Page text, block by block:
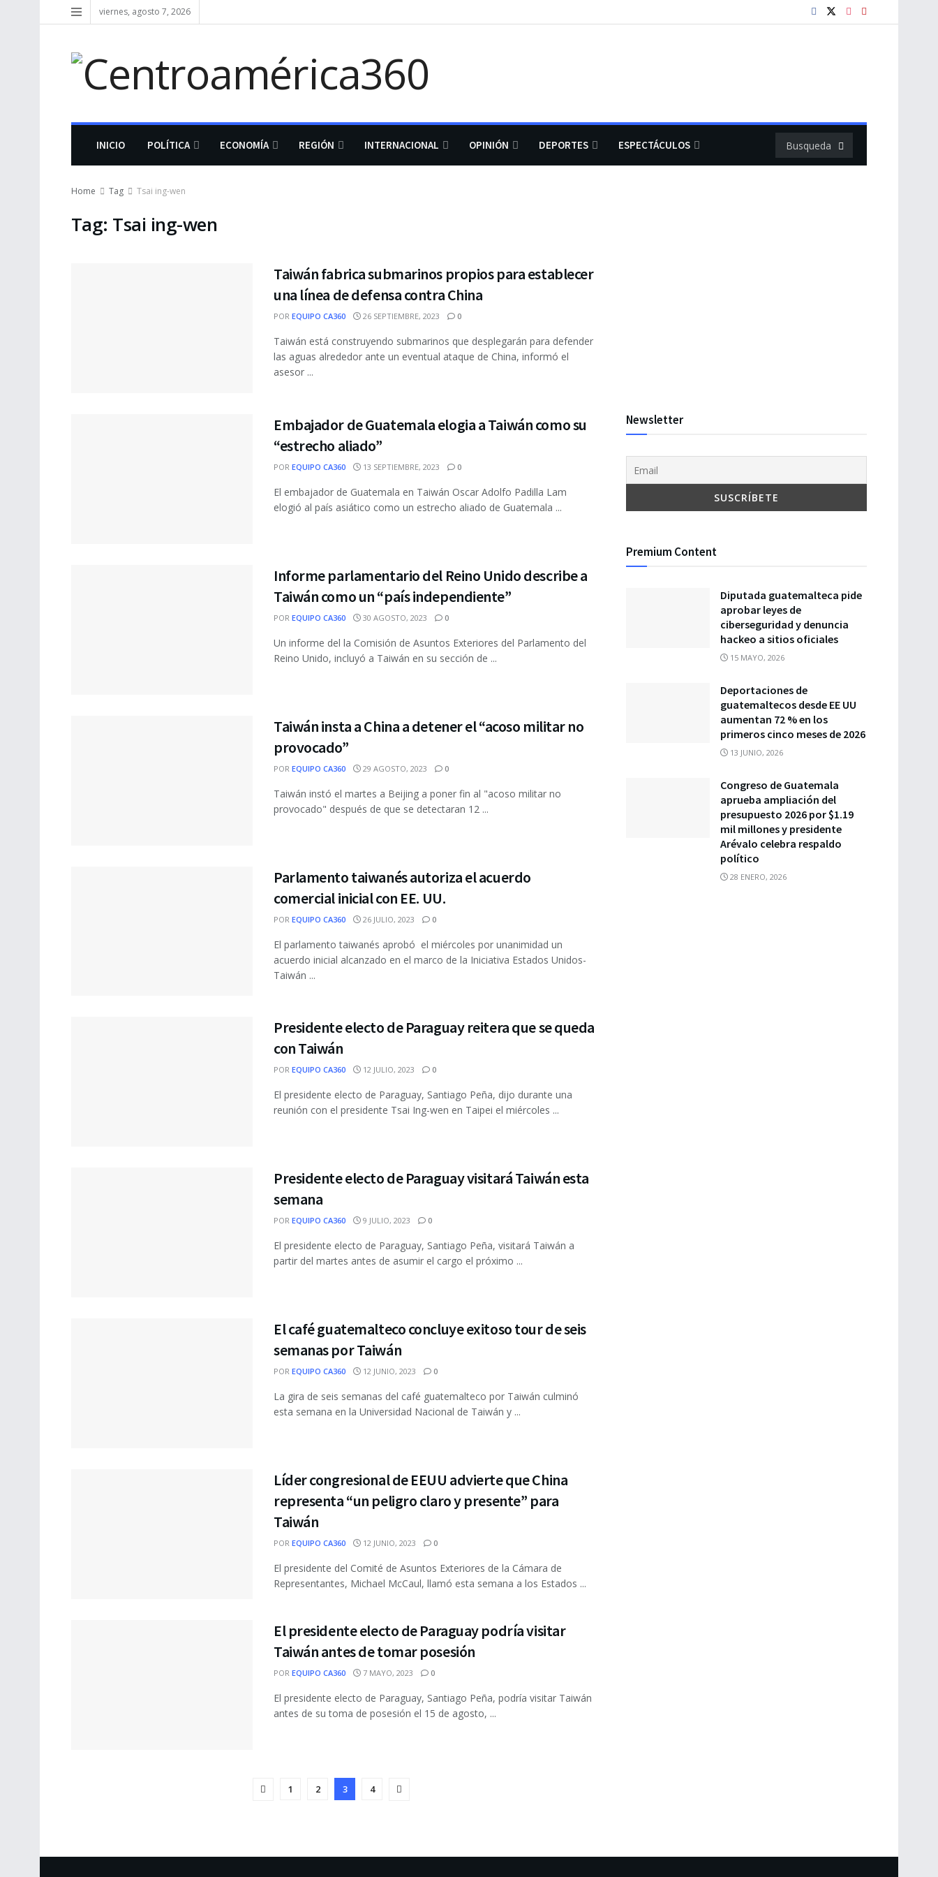
viernes, agosto 7, 2026
INICIO POLÍTICA ECONOMÍA REGIÓN INTERNACIONAL OPINIÓN DEPORTES ESPECTÁCULOS
Home Tag Tsai ing-wen
Tag: Tsai ing-wen
Taiwán fabrica submarinos propios para establecer
una línea de defensa contra China
POR EQUIPO CA360 26 SEPTIEMBRE, 2023 0
Taiwán está construyendo submarinos que desplegarán para defender
las aguas alrededor ante un eventual ataque de China, informó el
asesor ...
Embajador de Guatemala elogia a Taiwán como su
“estrecho aliado”
POR EQUIPO CA360 13 SEPTIEMBRE, 2023 0
El embajador de Guatemala en Taiwán Oscar Adolfo Padilla Lam
elogió al país asiático como un estrecho aliado de Guatemala ...
Informe parlamentario del Reino Unido describe a
Taiwán como un “país independiente”
POR EQUIPO CA360 30 AGOSTO, 2023 0
Un informe del la Comisión de Asuntos Exteriores del Parlamento del
Reino Unido, incluyó a Taiwán en su sección de ...
Taiwán insta a China a detener el “acoso militar no
provocado”
POR EQUIPO CA360 29 AGOSTO, 2023 0
Taiwán instó el martes a Beijing a poner fin al "acoso militar no
provocado" después de que se detectaran 12 ...
Parlamento taiwanés autoriza el acuerdo
comercial inicial con EE. UU.
POR EQUIPO CA360 26 JULIO, 2023 0
El parlamento taiwanés aprobó el miércoles por unanimidad un
acuerdo inicial alcanzado en el marco de la Iniciativa Estados Unidos-
Taiwán ...
Presidente electo de Paraguay reitera que se queda
con Taiwán
POR EQUIPO CA360 12 JULIO, 2023 0
El presidente electo de Paraguay, Santiago Peña, dijo durante una
reunión con el presidente Tsai Ing-wen en Taipei el miércoles ...
Presidente electo de Paraguay visitará Taiwán esta
semana
POR EQUIPO CA360 9 JULIO, 2023 0
El presidente electo de Paraguay, Santiago Peña, visitará Taiwán a
partir del martes antes de asumir el cargo el próximo ...
El café guatemalteco concluye exitoso tour de seis
semanas por Taiwán
POR EQUIPO CA360 12 JUNIO, 2023 0
La gira de seis semanas del café guatemalteco por Taiwán culminó
esta semana en la Universidad Nacional de Taiwán y ...
Líder congresional de EEUU advierte que China
representa “un peligro claro y presente” para
Taiwán
POR EQUIPO CA360 12 JUNIO, 2023 0
El presidente del Comité de Asuntos Exteriores de la Cámara de
Representantes, Michael McCaul, llamó esta semana a los Estados ...
El presidente electo de Paraguay podría visitar
Taiwán antes de tomar posesión
POR EQUIPO CA360 7 MAYO, 2023 0
El presidente electo de Paraguay, Santiago Peña, podría visitar Taiwán
antes de su toma de posesión el 15 de agosto, ...
1 2 3 4
Newsletter
Premium Content
Diputada guatemalteca pide
aprobar leyes de
ciberseguridad y denuncia
hackeo a sitios oficiales
15 MAYO, 2026
Deportaciones de
guatemaltecos desde EE UU
aumentan 72 % en los
primeros cinco meses de 2026
13 JUNIO, 2026
Congreso de Guatemala
aprueba ampliación del
presupuesto 2026 por $1.19
mil millones y presidente
Arévalo celebra respaldo
político
28 ENERO, 2026